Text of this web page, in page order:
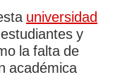
universidad
y
la falta de
académica